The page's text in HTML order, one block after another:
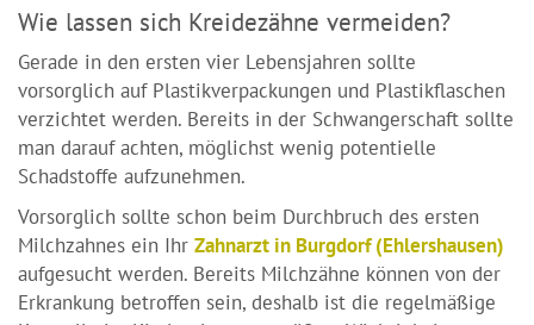
Wie lassen sich Kreidezähne vermeiden?
Gerade in den ersten vier Lebensjahren sollte
vorsorglich auf Plastikverpackungen und Plastikflaschen
verzichtet werden. Bereits in der Schwangerschaft sollte
man darauf achten, möglichst wenig potentielle
Schadstoffe aufzunehmen.
Vorsorglich sollte schon beim Durchbruch des ersten
Milchzahnes ein Ihr Zahnarzt in Burgdorf (Ehlershausen)
aufgesucht werden. Bereits Milchzähne können von der
Erkrankung betroffen sein, deshalb ist die regelmäßige